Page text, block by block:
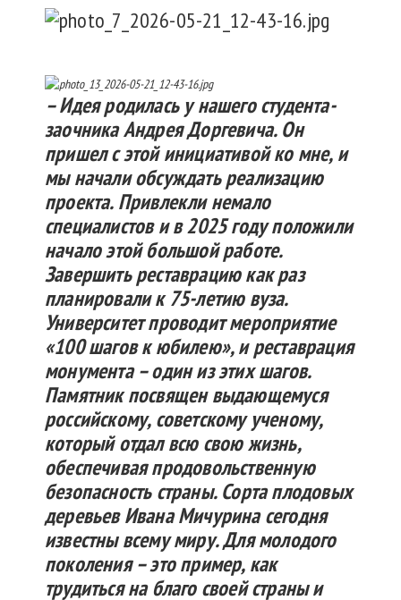
– Идея родилась у нашего студента-
заочника Андрея Доргевича. Он
пришел с этой инициативой ко мне, и
мы начали обсуждать реализацию
проекта. Привлекли немало
специалистов и в 2025 году положили
начало этой большой работе.
Завершить реставрацию как раз
планировали к 75-летию вуза.
Университет проводит мероприятие
«100 шагов к юбилею», и реставрация
монумента – один из этих шагов.
Памятник посвящен выдающемуся
российскому, советскому ученому,
который отдал всю свою жизнь,
обеспечивая продовольственную
безопасность страны. Сорта плодовых
деревьев Ивана Мичурина сегодня
известны всему миру. Для молодого
поколения – это пример, как
трудиться на благо своей страны и